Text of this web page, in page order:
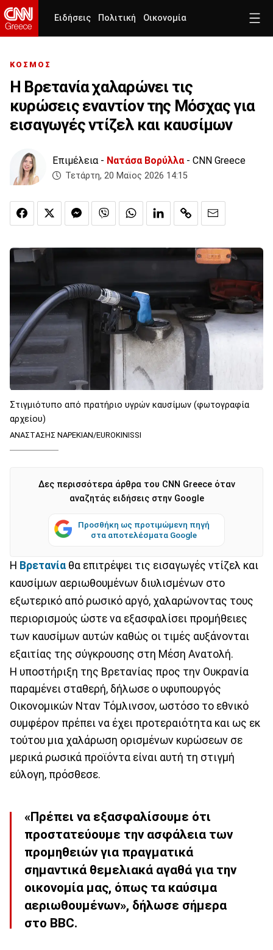
Ειδήσεις Πολιτική Οικονομία
ΚΟΣΜΟΣ
Η Βρετανία χαλαρώνει τις
κυρώσεις εναντίον της Μόσχας για
εισαγωγές ντίζελ και καυσίμων
Επιμέλεια - Νατάσα Βορύλλα- CNN Greece
Τετάρτη, 20 Μαϊος 2026 14:15
Στιγμιότυπο από πρατήριο υγρών καυσίμων (φωτογραφία
αρχείου)
ΑΝΑΣΤΑΣΗΣ ΝΑΡΕΚΙΑΝ/EUROKINISSI
Δες περισσότερα άρθρα του CNN Greece όταν
αναζητάς ειδήσεις στην Google
Προσθήκη ως προτιμώμενη πηγή
στα αποτελέσματα Google
Η Βρετανία θα επιτρέψει τις εισαγωγές ντίζελ και
καυσίμων αεριωθουμένων διυλισμένων στο
εξωτερικό από ρωσικό αργό, χαλαρώνοντας τους
περιορισμούς ώστε να εξασφαλίσει προμήθειες
των καυσίμων αυτών καθώς οι τιμές αυξάνονται
εξαιτίας της σύγκρουσης στη Μέση Ανατολή.
Η υποστήριξη της Βρετανίας προς την Ουκρανία
παραμένει σταθερή, δήλωσε ο υφυπουργός
Οικονομικών Νταν Τόμλινσον, ωστόσο το εθνικό
συμφέρον πρέπει να έχει προτεραιότητα και ως εκ
τούτου μια χαλάρωση ορισμένων κυρώσεων σε
μερικά ρωσικά προϊόντα είναι αυτή τη στιγμή
εύλογη, πρόσθεσε.
«Πρέπει να εξασφαλίσουμε ότι
προστατεύουμε την ασφάλεια των
προμηθειών για πραγματικά
σημαντικά θεμελιακά αγαθά για την
οικονομία μας, όπως τα καύσιμα
αεριωθουμένων», δήλωσε σήμερα
στο BBC.